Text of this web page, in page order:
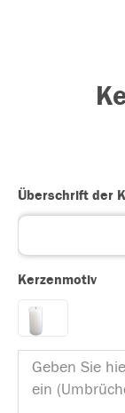
Überschrift der
Kerzenmotiv